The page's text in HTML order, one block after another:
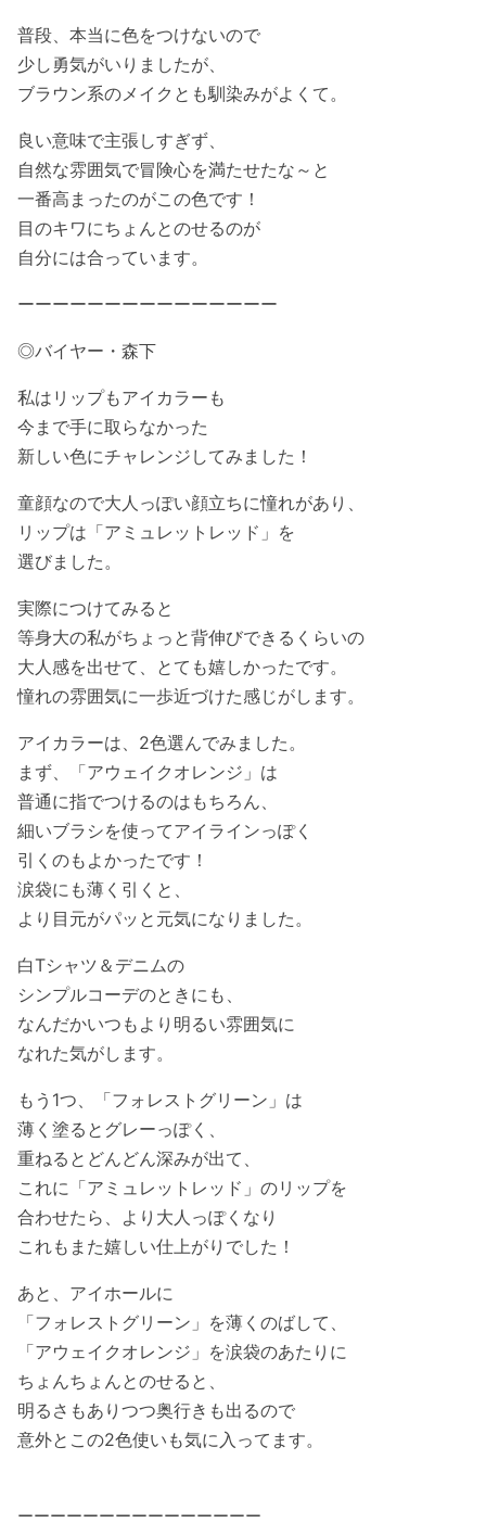
普段、本当に色をつけないので
少し勇気がいりましたが、
ブラウン系のメイクとも馴染みがよくて。
良い意味で主張しすぎず、
自然な雰囲気で冒険心を満たせたな～と
一番高まったのがこの色です！
目のキワにちょんとのせるのが
自分には合っています。
ーーーーーーーーーーーーーーー
◎バイヤー・森下
私はリップもアイカラーも
今まで手に取らなかった
新しい色にチャレンジしてみました！
童顔なので大人っぽい顔立ちに憧れがあり、
リップは「アミュレットレッド」を
選びました。
実際につけてみると
等身大の私がちょっと背伸びできるくらいの
大人感を出せて、とても嬉しかったです。
憧れの雰囲気に一歩近づけた感じがします。
アイカラーは、2色選んでみました。
まず、「アウェイクオレンジ」は
普通に指でつけるのはもちろん、
細いブラシを使ってアイラインっぽく
引くのもよかったです！
涙袋にも薄く引くと、
より目元がパッと元気になりました。
白Tシャツ＆デニムの
シンプルコーデのときにも、
なんだかいつもより明るい雰囲気に
なれた気がします。
もう1つ、「フォレストグリーン」は
薄く塗るとグレーっぽく、
重ねるとどんどん深みが出て、
これに「アミュレットレッド」のリップを
合わせたら、より大人っぽくなり
これもまた嬉しい仕上がりでした！
あと、アイホールに
「フォレストグリーン」を薄くのばして、
「アウェイクオレンジ」を涙袋のあたりに
ちょんちょんとのせると、
明るさもありつつ奥行きも出るので
意外とこの2色使いも気に入ってます。
ーーーーーーーーーーーーーーー